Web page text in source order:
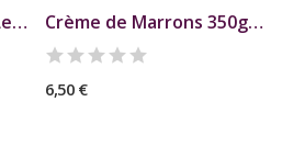
Nougat Blanc - 200g - Les Ailes Bleues Crème de Marrons 350g LA PANTARINE
6,50 €